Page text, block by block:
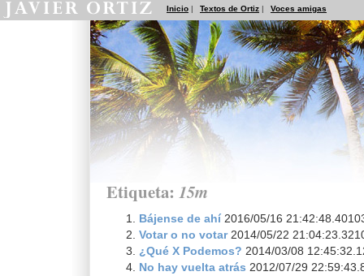
Inicio | Textos de Ortiz | Voces amigas
Etiqueta: 15m
Bájense de ahí 2016/05/16
Votar o no votar2014/05/22
¿Qué X Podemos? 2014/03/08
No hay vuelta atrás 2012/07/29